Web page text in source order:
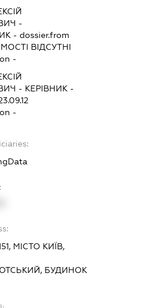
-
- dossier.from
ВІДСУТНІ
-
- КЕРІВНИК -
-
МІСТО КИЇВ,
БУДИНОК